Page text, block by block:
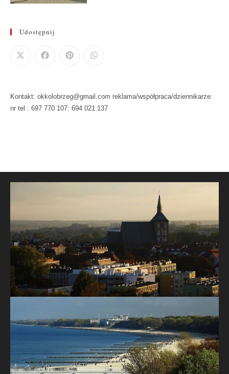
Udostępnij
Kontakt: okkolobrzeg@gmail.com reklama/współpraca/dziennikarze:
nr tel.: 697 770 107: 694 021 137